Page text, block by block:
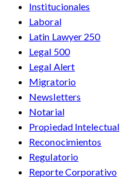
Institucionales
Laboral
Latin Lawyer 250
Legal 500
Legal Alert
Migratorio
Newsletters
Notarial
Propiedad Intelectual
Reconocimientos
Regulatorio
Reporte Corporativo